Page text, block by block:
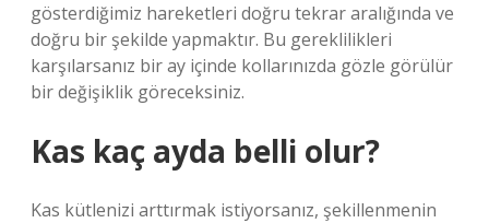
gösterdiğimiz hareketleri doğru tekrar aralığında ve
doğru bir şekilde yapmaktır. Bu gereklilikleri
karşılarsanız bir ay içinde kollarınızda gözle görülür
bir değişiklik göreceksiniz.
Kas kaç ayda belli olur?
Kas kütlenizi arttırmak istiyorsanız, şekillenmenin